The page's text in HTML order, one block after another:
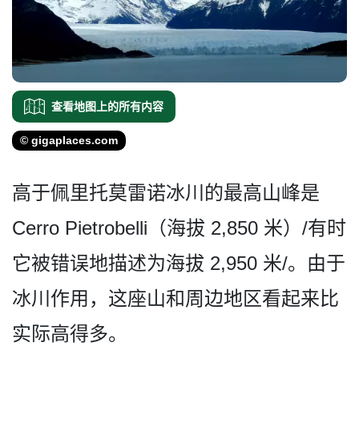
查看地图上的所有内容
© gigaplaces.com
高于佩里托莫雷诺冰川的最高山峰是
Cerro Pietrobelli（海拔 2,850 米）/有时
它被错误地描述为海拔 2,950 米/。由于
冰川作用，这座山­和周边地区看起来比
实际高得多。